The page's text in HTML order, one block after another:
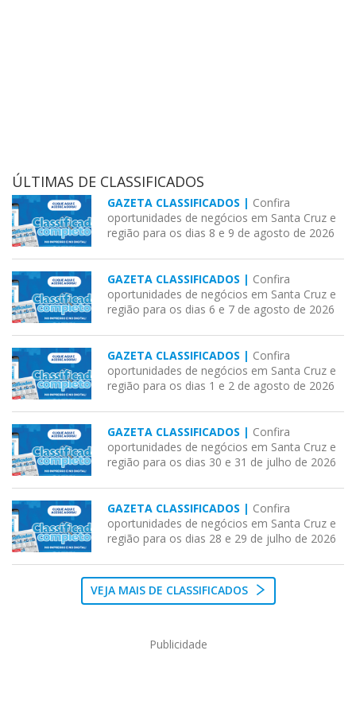
ÚLTIMAS DE CLASSIFICADOS
GAZETA CLASSIFICADOS | Confira
oportunidades de negócios em Santa Cruz e
região para os dias 8 e 9 de agosto de 2026
GAZETA CLASSIFICADOS | Confira
oportunidades de negócios em Santa Cruz e
região para os dias 6 e 7 de agosto de 2026
GAZETA CLASSIFICADOS | Confira
oportunidades de negócios em Santa Cruz e
região para os dias 1 e 2 de agosto de 2026
GAZETA CLASSIFICADOS | Confira
oportunidades de negócios em Santa Cruz e
região para os dias 30 e 31 de julho de 2026
GAZETA CLASSIFICADOS | Confira
oportunidades de negócios em Santa Cruz e
região para os dias 28 e 29 de julho de 2026
VEJA MAIS DE CLASSIFICADOS
Publicidade